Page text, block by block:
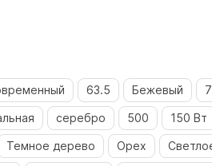
63.5 Бежевый
серебро 500 150 Вт
Темное дерево Орех